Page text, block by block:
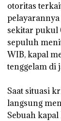
otoritas
sekitar pukul
sepuluh
WIB, kapal
tenggelam di
‎Saat situasi
langsung
Sebuah